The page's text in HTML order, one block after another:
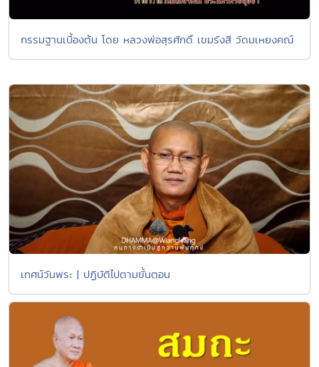
กรรมฐานเบื้องต้น โดย หลวงพ่อสุรศักดิ์ เขมรังสี วัดมเหยงคณ์
เทศน์วันพระ | ปฏิบัติไปตามขั้นตอน